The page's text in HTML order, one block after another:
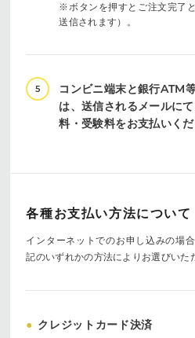
※ボタンを押すとご注文完了
送信されます）。
5
コンビニ端末と銀行ATM
は、送信されるメールに
料・受験料をお支払いくだ
各種お支払い方法について
インターネットでのお申し込みの場
記のいずれかの方法によりお選びいた
● クレジットカード決済